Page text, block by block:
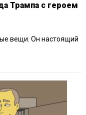
Трампа с героем
вещи. Он настоящий